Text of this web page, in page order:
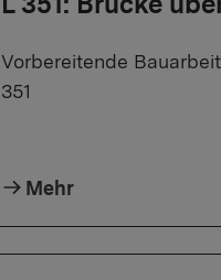
Vorbereitende
351
Mehr